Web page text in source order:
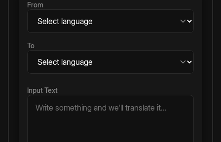
From
To
Input Text